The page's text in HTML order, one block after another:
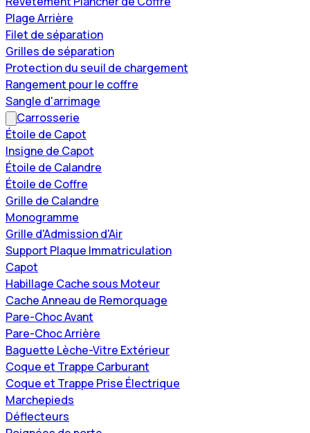
Plage Arrière
Filet de séparation
Grilles de séparation
Protection du seuil de chargement
Rangement pour le coffre
Sangle d'arrimage
Carrosserie
Étoile de Capot
Insigne de Capot
Étoile de Calandre
Étoile de Coffre
Grille de Calandre
Monogramme
Grille d'Admission d'Air
Support Plaque Immatriculation
Capot
Habillage Cache sous Moteur
Cache Anneau de Remorquage
Pare-Choc Avant
Pare-Choc Arrière
Baguette Lèche-Vitre Extérieur
Coque et Trappe Carburant
Coque et Trappe Prise Électrique
Marchepieds
Déflecteurs